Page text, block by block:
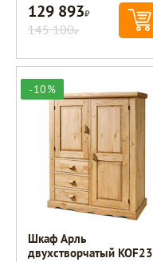
129 893Р
145 100Р
-10%
Шкаф Арль
двухстворчатый KOF23